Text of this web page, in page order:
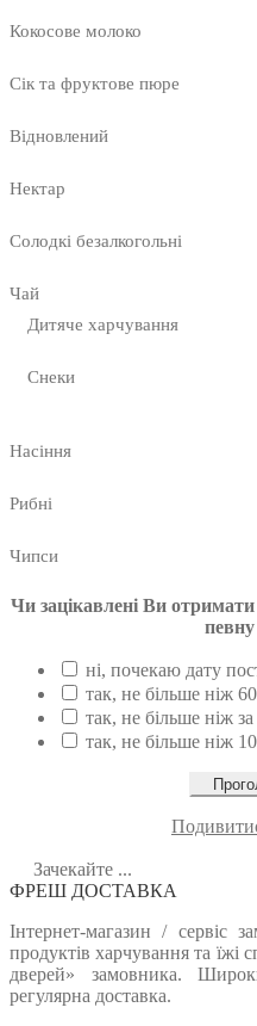
Кокосове молоко
Сік та фруктове пюре
Відновлений
Нектар
Солодкі безалкогольні
Чай
Дитяче харчування
Снеки
Насіння
Рибні
Чипси
Чи зацікавлені Ви
ні, почекаю дату
так, не більше ніж
так, не більше ніж
так, не більше ніж
Зачекайте ...
ФРЕШ ДОСТАВКА
Інтернет-магазин / сервіс
продуктів харчування та їжі
дверей» замовника.
регулярна доставка.